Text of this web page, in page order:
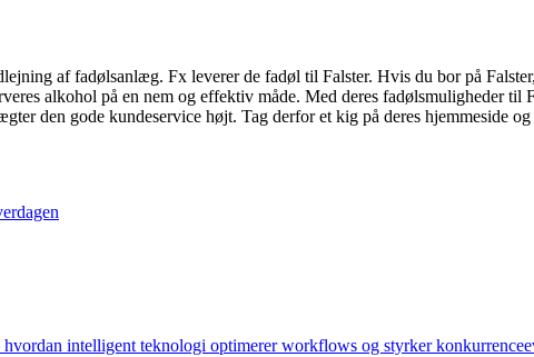
af fadølsanlæg. Fx leverer de fadøl til Falster. Hvis du bor på
alkohol på en nem og effektiv måde. Med deres fadølsmuligheder
den gode kundeservice højt. Tag derfor et kig på deres hjemmeside